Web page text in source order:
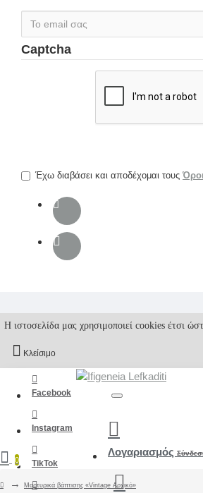
Captcha
Έχω διαβάσει και αποδέχομαι τους
Η ιστοσελίδα μας χρησιμοποιεί cookies έτσι
Κλείσιμο
Facebook
Instagram
TikTok
Λογαριασμός
0
Μαρτυρικά βάπτισης «Vintage Αρχικό»